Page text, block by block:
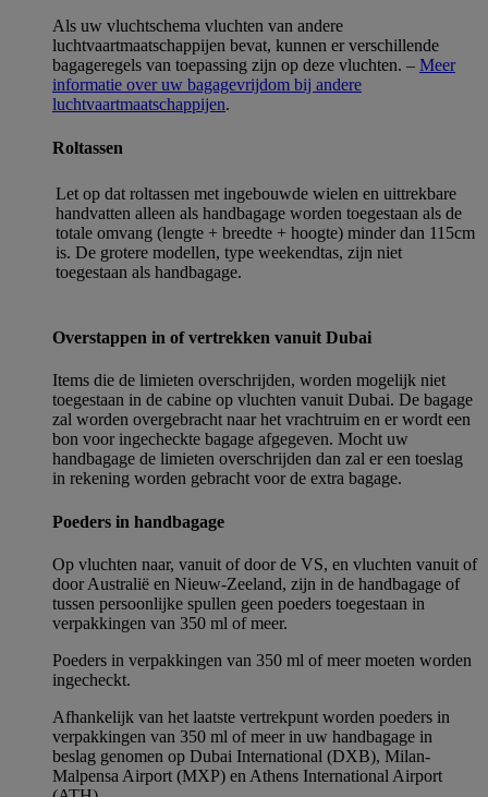
Als uw vluchtschema vluchten van andere
luchtvaartmaatschappijen bevat, kunnen er verschillende
bagageregels van toepassing zijn op deze vluchten. – Meer
informatie over uw bagagevrijdom bij andere
luchtvaartmaatschappijen.
Roltassen
Let op dat roltassen met ingebouwde wielen en uittrekbare
handvatten alleen als handbagage worden toegestaan als de
totale omvang (lengte + breedte + hoogte) minder dan 115cm
is. De grotere modellen, type weekendtas, zijn niet
toegestaan als handbagage.
Overstappen in of vertrekken vanuit Dubai
Items die de limieten overschrijden, worden mogelijk niet
toegestaan in de cabine op vluchten vanuit Dubai. De bagage
zal worden overgebracht naar het vrachtruim en er wordt een
bon voor ingecheckte bagage afgegeven. Mocht uw
handbagage de limieten overschrijden dan zal er een toeslag
in rekening worden gebracht voor de extra bagage.
Poeders in handbagage
Op vluchten naar, vanuit of door de VS, en vluchten vanuit of
door Australië en Nieuw-Zeeland, zijn in de handbagage of
tussen persoonlijke spullen geen poeders toegestaan in
verpakkingen van 350 ml of meer.
Poeders in verpakkingen van 350 ml of meer moeten worden
ingecheckt.
Afhankelijk van het laatste vertrekpunt worden poeders in
verpakkingen van 350 ml of meer in uw handbagage in
beslag genomen op Dubai International (DXB), Milan-
Malpensa Airport (MXP) en Athens International Airport